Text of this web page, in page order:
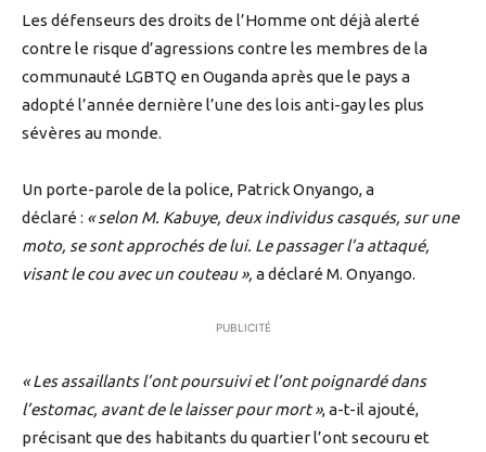
Les défenseurs des droits de l’Homme ont déjà alerté
contre le risque d’agressions contre les membres de la
communauté LGBTQ en Ouganda après que le pays a
adopté l’année dernière l’une des lois anti-gay les plus
sévères au monde.
Un porte-parole de la police, Patrick Onyango, a
déclaré : « selon M. Kabuye, deux individus casqués, sur une
moto, se sont approchés de lui. Le passager l’a attaqué,
visant le cou avec un couteau », a déclaré M. Onyango.
PUBLICITÉ
« Les assaillants l’ont poursuivi et l’ont poignardé dans
l’estomac, avant de le laisser pour mort », a-t-il ajouté,
précisant que des habitants du quartier l’ont secouru et